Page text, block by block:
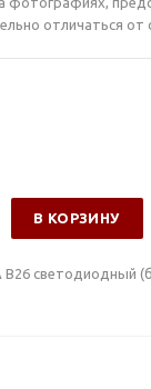
отличаться от
В КОРЗИНУ
светодиодный